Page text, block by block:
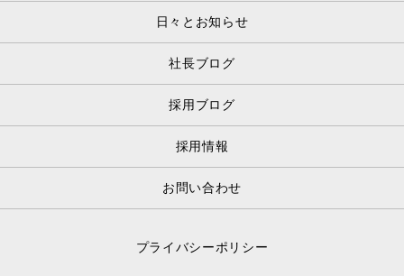
日々とお知らせ
社長ブログ
採用ブログ
採用情報
お問い合わせ
プライバシーポリシー